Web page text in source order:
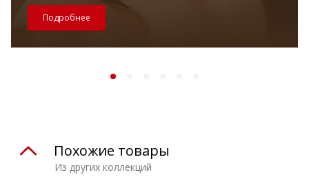
Подробнее
Из других коллекций
Похожие товары